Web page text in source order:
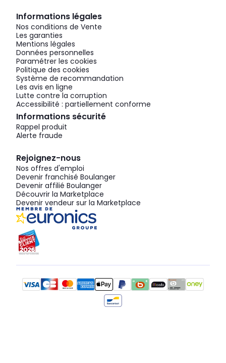
Informations légales
Nos conditions de Vente
Les garanties
Mentions légales
Données personnelles
Paramétrer les cookies
Politique des cookies
Système de recommandation
Les avis en ligne
Lutte contre la corruption
Accessibilité : partiellement conforme
Informations sécurité
Rappel produit
Alerte fraude
Rejoignez-nous
Nos offres d'emploi
Devenir franchisé Boulanger
Devenir affilié Boulanger
Découvrir la Marketplace
Devenir vendeur sur la Marketplace